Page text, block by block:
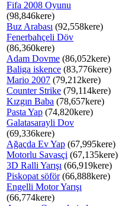
Fifa 2008 Oyunu
(98,846kere)
Buz Arabası (92,558kere)
Fenerbahçeli Döv
(86,360kere)
Adam Dovme (86,052kere)
Baliga iskence (83,776kere)
Mario 2007 (79,212kere)
Counter Strike (79,114kere)
Kızgın Baba (78,657kere)
Pasta Yap (74,820kere)
Galatasarayli Dov
(69,336kere)
Ağaçda Ev Yap (67,995kere)
Motorlu Savasçi (67,135kere)
3D Ralli Yarışı (66,919kere)
Piskopat söför(66,888kere)
Engelli Motor Yarışı
(66,774kere)